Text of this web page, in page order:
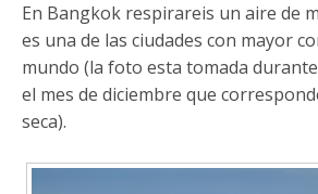
En Bangkok respirareis un aire de
es una de las ciudades con mayor
mundo (la foto esta tomada
el mes de diciembre que
seca).